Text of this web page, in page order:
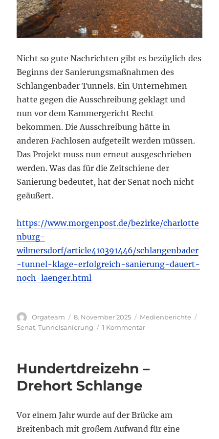
Nicht so gute Nachrichten gibt es bezüglich des
Beginns der Sanierungsmaßnahmen des
Schlangenbader Tunnels. Ein Unternehmen
hatte gegen die Ausschreibung geklagt und
nun vor dem Kammergericht Recht
bekommen. Die Ausschreibung hätte in
anderen Fachlosen aufgeteilt werden müssen.
Das Projekt muss nun erneut ausgeschrieben
werden. Was das für die Zeitschiene der
Sanierung bedeutet, hat der Senat noch nicht
geäußert.
https://www.morgenpost.de/bezirke/charlotte
nburg-
wilmersdorf/article410391446/schlangenbader
-tunnel-klage-erfolgreich-sanierung-dauert-
noch-laenger.html
Autor
Orgateam
Veröffentlicht
am
8. November 2025 Kategorien
Medienberichte
Senat,Tunnelsanierung 1 Kommentarzu
–
beginnt
später
Hundertdreizehn –
Drehort Schlange
Vor einem Jahr wurde auf der Brücke am
Breitenbach mit großem Aufwand für eine